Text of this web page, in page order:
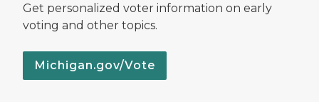
Get personalized voter information on early
voting and other topics.
Michigan.gov/Vote